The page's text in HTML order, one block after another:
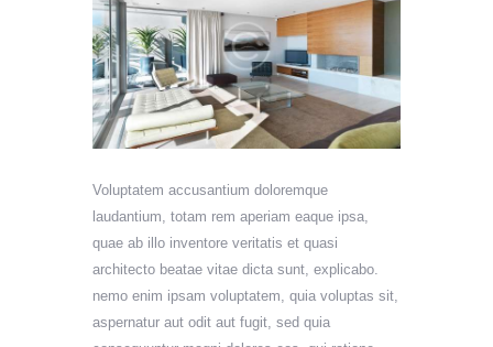
Voluptatem accusantium doloremque
laudantium, totam rem aperiam eaque ipsa,
quae ab illo inventore veritatis et quasi
architecto beatae vitae dicta sunt, explicabo.
nemo enim ipsam voluptatem, quia voluptas sit,
aspernatur aut odit aut fugit, sed quia